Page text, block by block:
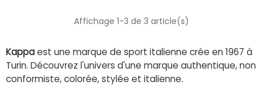
Affichage 1-3 de 3 article(s)
Kappaest une marque de sport italienne crée en 1967 à
Turin. Découvrez l'univers d'une marque authentique, non
conformiste, colorée, stylée et italienne.